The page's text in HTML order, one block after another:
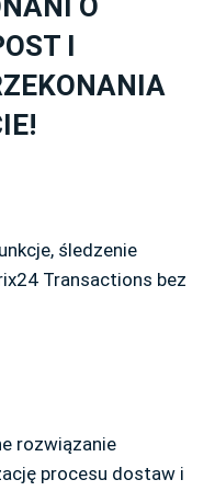
O
I
śledzenie
Transactions bez
rozwiązanie
procesu dostaw i